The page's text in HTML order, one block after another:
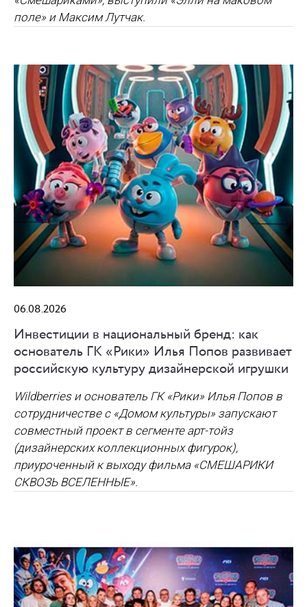
поле» и Максим Лутчак.
06.08.2026
Инвестиции в национальный бренд: как
основатель ГК «Рики» Илья Попов развивает
российскую культуру дизайнерской игрушки
Wildberries и основатель ГК «Рики» Илья Попов в
сотрудничестве с «Домом культуры» запускают
совместный проект в сегменте арт-тойз
(дизайнерских коллекционных фигурок),
приуроченный к выходу фильма «СМЕШАРИКИ
СКВОЗЬ ВСЕЛЕННЫЕ».